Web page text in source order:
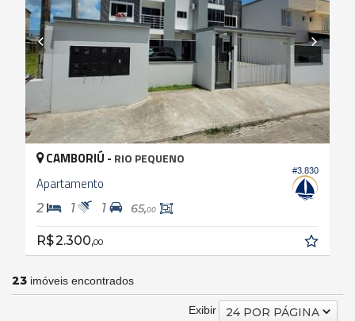
#3.830
CAMBORIÚ - RIO PEQUENO
Apartamento
2 1 1 65,00
R$ 2.300,00
23 imóveis encontrados
Exibir 24 POR PÁGINA